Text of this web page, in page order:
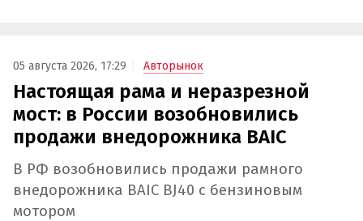
05 августа 2026, 17:29 Авторынок
Настоящая рама и неразрезной
мост: в России возобновились
продажи внедорожника BAIC
В РФ возобновились продажи рамного
внедорожника BAIC BJ40 с бензиновым
мотором